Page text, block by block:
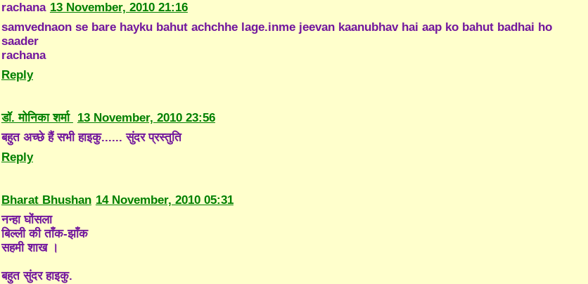
rachana 13 November, 2010 21:16
samvednaon se bare hayku bahut achchhe lage.inme jeevan kaanubhav hai aap ko bahut badhai ho
saader
rachana
Reply
डॉ. मोनिका शर्मा 13 November, 2010 23:56
बहुत अच्छे हैं सभी हाइकु...... सुंदर प्रस्तुति
Reply
Bharat Bhushan 14 November, 2010 05:31
नन्हा घोंसला
बिल्ली की ताँक-झाँक
सहमी शाख ।
बहुत सुंदर हाइकु.